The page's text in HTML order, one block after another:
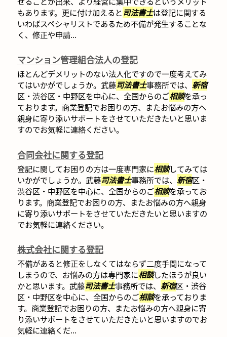
もあります。更に付け加えると司法書士は登記に関する
いわばスペシャリストであるため不備が発生することな
く、修正や申請...
マンション管理組合法人の登記
ほとんどデメリットのない法人化ですので一度考えてみ
てはいかがでしょうか。武藤司法書士事務所では、 新宿
区・渋谷区・中野区を中心に、全国からのご相談を承っ
ております。商業登記でお困りの方、またお悩みの方へ
親身に寄り添いサポートをさせていただきたいと思いま
すのでお気軽に連絡ください。
合同会社に関する登記
登記に関してお困りの方は一度専門家に相談してみては
いかがでしょうか。武藤司法書士事務所では、 新宿区・
渋谷区・中野区を中心に、全国からのご相談を承ってお
ります。商業登記でお困りの方、またお悩みの方へ親身
に寄り添いサポートをさせていただきたいと思いますの
でお気軽に連絡ください。
株式会社に関する登記
不備があると修正をしなくてはならず二度手間になって
しまうので、お悩みの方は専門家に相談したほうが良い
かと思います。武藤司法書士事務所では、 新宿区・渋谷
区・中野区を中心に、全国からのご相談を承っておりま
す。商業登記でお困りの方、またお悩みの方へ親身に寄
り添いサポートをさせていただきたいと思いますのでお
気軽に連絡くだ...